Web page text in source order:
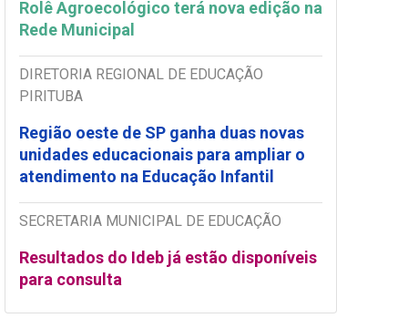
Rolê Agroecológico terá nova edição na
Rede Municipal
DIRETORIA REGIONAL DE EDUCAÇÃO
PIRITUBA
Região oeste de SP ganha duas novas
unidades educacionais para ampliar o
atendimento na Educação Infantil
SECRETARIA MUNICIPAL DE EDUCAÇÃO
Resultados do Ideb já estão disponíveis
para consulta